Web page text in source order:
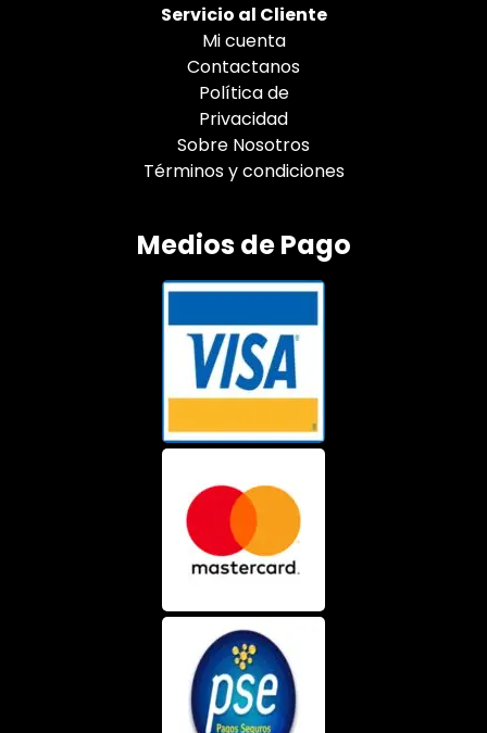
Servicio al Cliente
Mi cuenta
Contactanos
Política de
Privacidad
Sobre Nosotros
Términos y condiciones
Medios de Pago